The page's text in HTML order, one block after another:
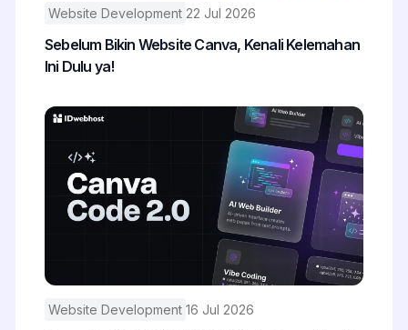
Website Development 22 Jul 2026
Sebelum Bikin Website Canva, Kenali Kelemahan
Ini Dulu ya!
Website Development 16 Jul 2026